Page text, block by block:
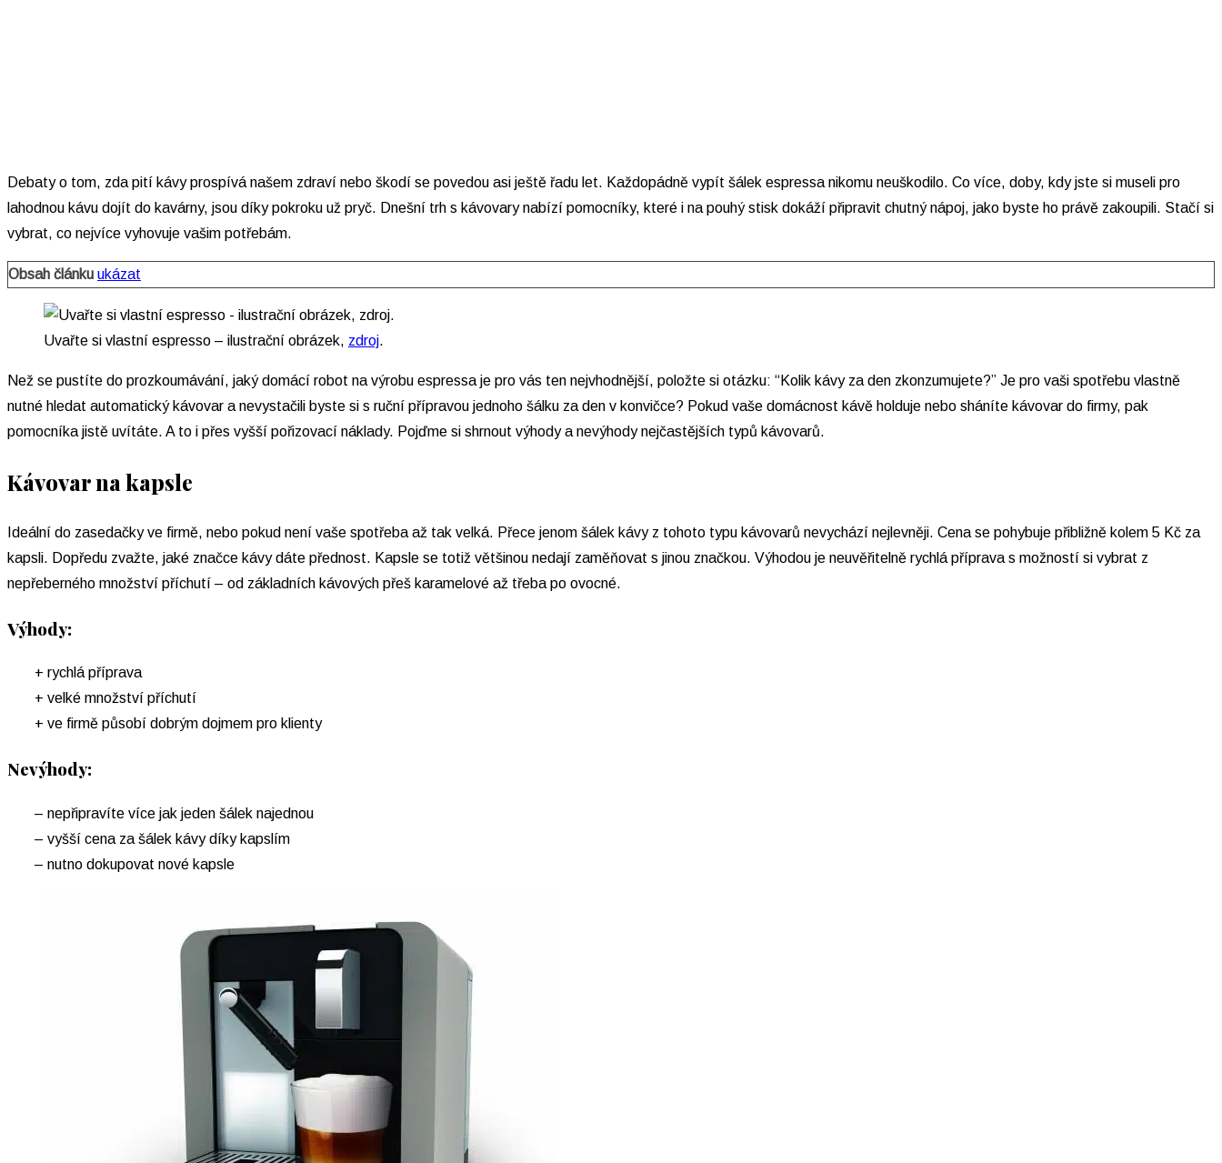
Debaty o tom, zda pití kávy prospívá našem zdraví nebo škodí se povedou asi ještě řadu let. Každopádně vypít šálek espressa nikomu neuškodilo. Co více, doby, kdy jste si museli pro
lahodnou kávu dojít do kavárny, jsou díky pokroku už pryč. Dnešní trh s kávovary nabízí pomocníky, které i na pouhý stisk dokáží připravit chutný nápoj, jako byste ho právě zakoupili. Stačí si
vybrat, co nejvíce vyhovuje vašim potřebám.
Obsah článku ukázat
Uvařte si vlastní espresso – ilustrační obrázek, zdroj.
Než se pustíte do prozkoumávání, jaký domácí robot na výrobu espressa je pro vás ten nejvhodnější, položte si otázku: “Kolik kávy za den zkonzumujete?” Je pro vaši spotřebu vlastně
nutné hledat automatický kávovar a nevystačili byste si s ruční přípravou jednoho šálku za den v konvičce? Pokud vaše domácnost kávě holduje nebo sháníte kávovar do firmy, pak
pomocníka jistě uvítáte. A to i přes vyšší pořizovací náklady. Pojďme si shrnout výhody a nevýhody nejčastějších typů kávovarů.
Kávovar na kapsle
Ideální do zasedačky ve firmě, nebo pokud není vaše spotřeba až tak velká. Přece jenom šálek kávy z tohoto typu kávovarů nevychází nejlevněji. Cena se pohybuje přibližně kolem 5 Kč za
kapsli. Dopředu zvažte, jaké značce kávy dáte přednost. Kapsle se totiž většinou nedají zaměňovat s jinou značkou. Výhodou je neuvěřitelně rychlá příprava s možností si vybrat z
nepřeberného množství příchutí – od základních kávových přeš karamelové až třeba po ovocné.
Výhody:
+ rychlá příprava
+ velké množství příchutí
+ ve firmě působí dobrým dojmem pro klienty
Nevýhody:
– nepřipravíte více jak jeden šálek najednou
– vyšší cena za šálek kávy díky kapslím
– nutno dokupovat nové kapsle